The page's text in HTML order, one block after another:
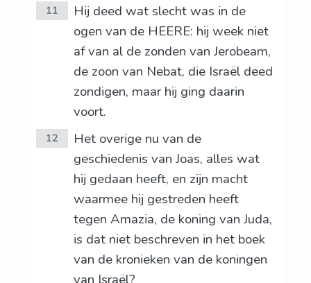
11
Hij deed wat slecht was in de
ogen van de HEERE: hij week niet
af van al de zonden van Jerobeam,
de zoon van Nebat, die Israël deed
zondigen, maar hij ging daarin
voort.
12
Het overige nu van de
geschiedenis van Joas, alles wat
hij gedaan heeft, en zijn macht
waarmee hij gestreden heeft
tegen Amazia, de koning van Juda,
is dat niet beschreven in het boek
van de kronieken van de koningen